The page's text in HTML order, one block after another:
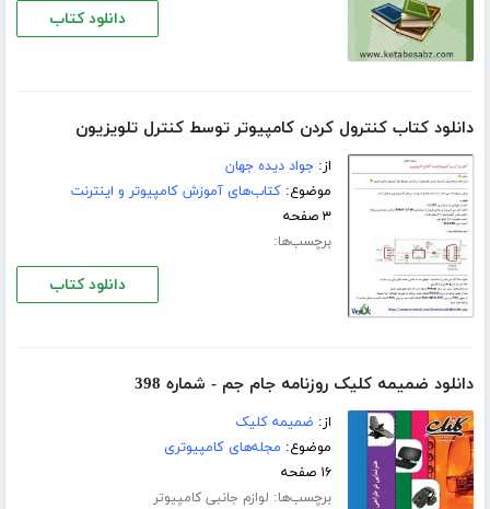
دانلود کتاب
دانلود کتاب کنترول کردن کامپیوتر توسط کنترل تلویزیون
از:جواد دیده جهان
موضوع:کتاب‌های آموزش کامپیوتر و اینترنت
۳ صفحه
برچسب‌ها:
دانلود کتاب
دانلود ضمیمه کلیک روزنامه جام جم - شماره 398
از: ضمیمه کلیک
موضوع: مجله‌های کامپیوتری
۱۶ صفحه
برچسب‌ها: لوازم جانبی کامپیوتر